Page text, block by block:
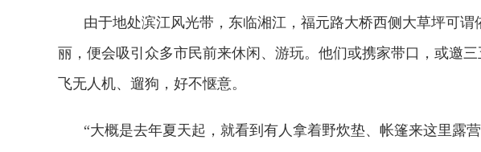
由于地处滨江风光带，东临湘江，福元路大桥西侧大草坪可谓
丽，便会吸引众多市民前来休闲、游玩。他们或携家带口，或邀三
飞无人机、遛狗，好不惬意。
“大概是去年夏天起，就看到有人拿着野炊垫、帐篷来这里露